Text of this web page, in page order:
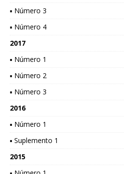
▪ Número 3
▪ Número 4
2017
▪ Número 1
▪ Número 2
▪ Número 3
2016
▪ Número 1
▪ Suplemento 1
2015